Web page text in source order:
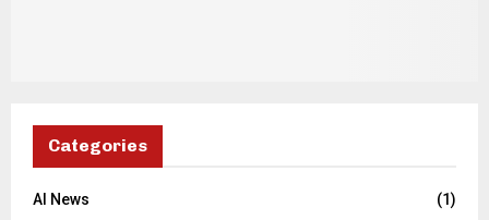
Categories
AI News
(1)